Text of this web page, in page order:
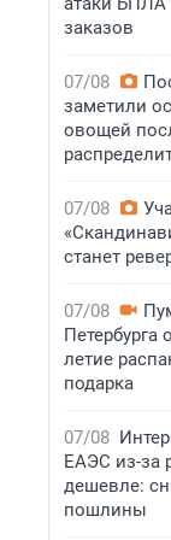
заказов
07/08
заметили
овощей
07/08
станет
07/08
Петербурга
летие
подарка
07/08
ЕАЭС из-за
дешевле:
пошлины